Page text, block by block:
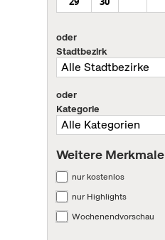
oder
Stadtbezirk
oder
Kategorie
Weitere Merkmale
nur kostenlos
nur Highlights
Wochenendvorschau